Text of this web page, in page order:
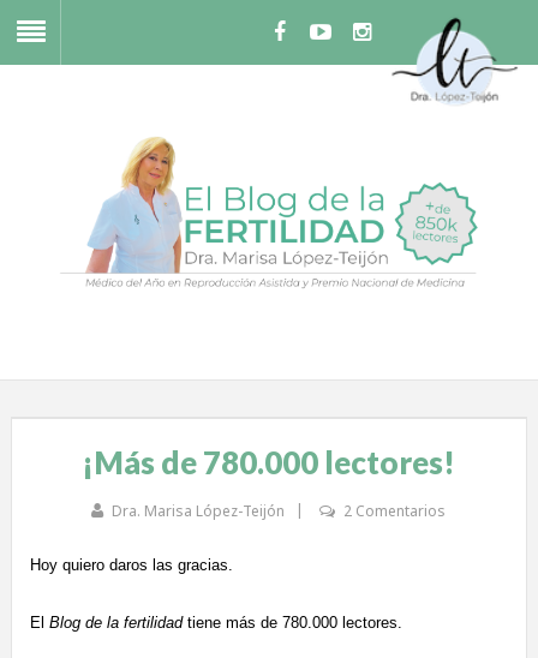
¡Más de 780.000 lectores!
Dra. Marisa López-Teijón 2 Comentarios
Hoy quiero daros las gracias.
El Blog de la fertilidadtiene más de 780.000 lectores.